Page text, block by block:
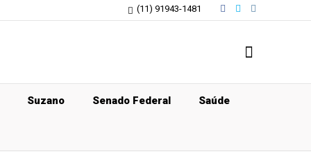
(11) 91943-1481
Suzano Senado Federal Saúde